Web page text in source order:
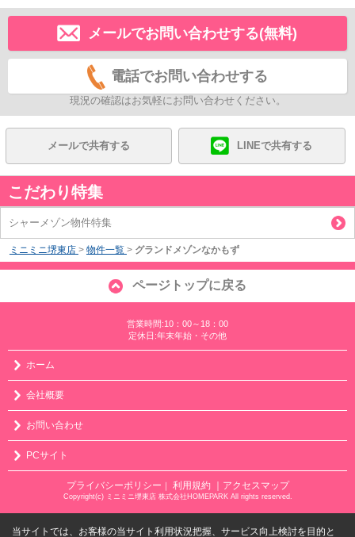
メールでお問い合わせする(無料)
電話でお問い合わせする
現況の確認はお気軽にお問い合わせください。
メールで共有する LINEで共有する
こだわり特集
シャーメゾン物件特集
ミニミニ堺東店 > 物件一覧 > グランドメゾンなかもず
ページトップに戻る
営業時間:10：00～18：00
定休日:年末年始・その他
ホーム
会社概要
お問い合わせ
PCサイト
プライバシーポリシー 利用規約 ｜アクセスマップ
Copyright(c) ミニミニ堺東店 株式会社HOMEPARK All rights reserved.
当サイトでは、お客様の当サイト利用状況把握、サービス向上検討を目的と